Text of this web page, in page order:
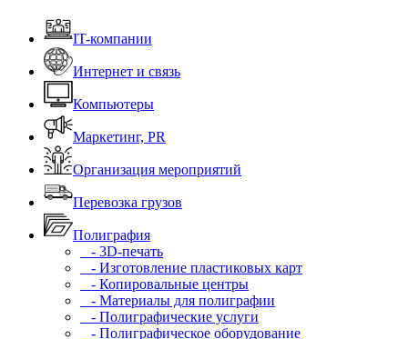
IT-компании
Интернет и связь
Компьютеры
Маркетинг, PR
Организация мероприятий
Перевозка грузов
Полиграфия
- 3D-печать
- Изготовление пластиковых карт
- Копировальные центры
- Материалы для полиграфии
- Полиграфические услуги
- Полиграфическое оборудование